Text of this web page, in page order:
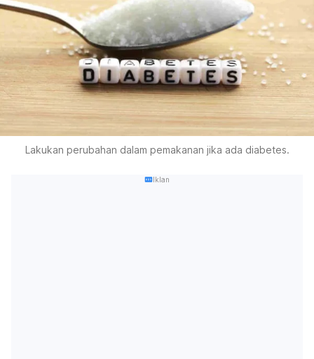
Lakukan perubahan dalam pemakanan jika ada diabetes.
Iklan